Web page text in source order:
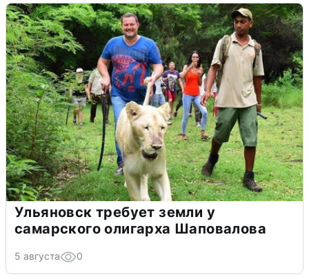
Ульяновск требует земли у
самарского олигарха Шаповалова
5 августа 0